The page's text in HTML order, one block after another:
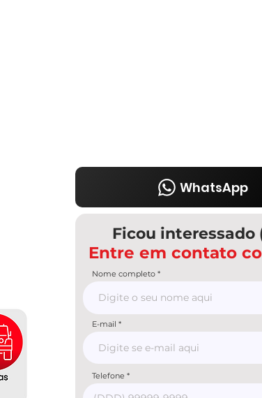
WhatsApp
Ficou interessado
Entre em contato
Nome completo
E-mail
Telefone